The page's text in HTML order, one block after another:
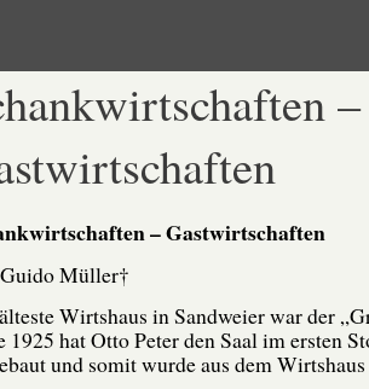
–
– Gastwirtschaften
Müller†
Wirtshaus in Sandweier war der
1925 hat Otto Peter den Saal im ersten
und somit wurde aus dem